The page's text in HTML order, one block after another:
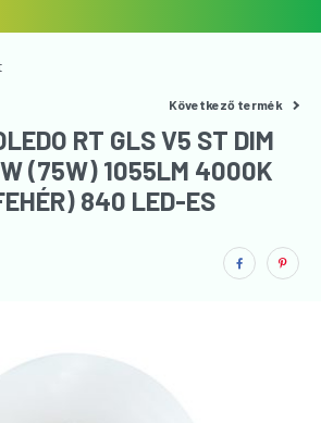
Következő termék
RT GLS V5 ST DIM
(75W) 1055LM 4000K
840 LED-ES